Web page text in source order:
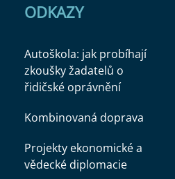
ODKAZY
Autoškola: jak probíhají
zkoušky žadatelů o
řidičské oprávnění
Kombinovaná doprava
Projekty ekonomické a
vědecké diplomacie